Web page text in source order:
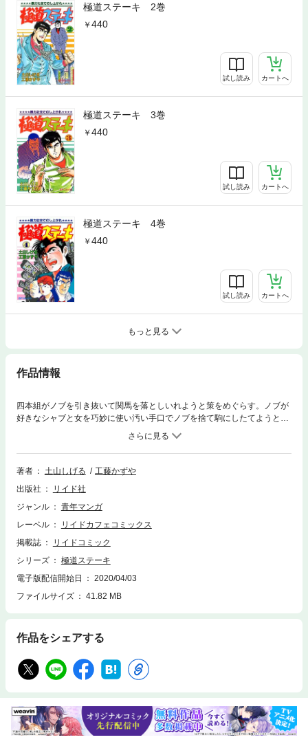
極道ステーキ 2巻
440
試し読み カートへ
極道ステーキ 3巻
440
試し読み カートへ
極道ステーキ 4巻
440
試し読み カートへ
もっと見る
作品情報
四本組がノブを引き抜いて関馬を落としいれようと策をめぐらす。ノブが
好きなシャブと女を巧妙に使い汚い手口でノブを捨て駒にしたてようと策
略。またノブとシャブ依存症の死闘も見もの。ノブの精神力が試されてい
る一冊。「四本組からの誘い」「シャブ抜き」「会長の命」の3編を収
録。
著者
土山しげる
工藤かずや
出版社
リイド社
ジャンル
青年マンガ
レーベル
リイドカフェコミックス
掲載誌
リイドコミック
シリーズ
極道ステーキ
電子版配信開始日
2020/04/03
ファイルサイズ
41.82 MB
作品をシェアする